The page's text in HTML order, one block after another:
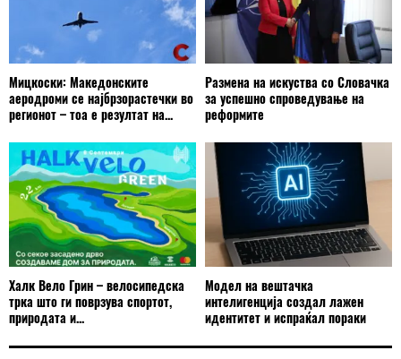
Мицкоски: Македонските
аеродроми се најбрзорастечки во
регионот – тоа е резултат на...
Размена на искуства со Словачка
за успешно спроведување на
реформите
Халк Вело Грин – велосипедска
трка што ги поврзува спортот,
природата и...
Модел на вештачка
интелигенција создал лажен
идентитет и испраќал пораки